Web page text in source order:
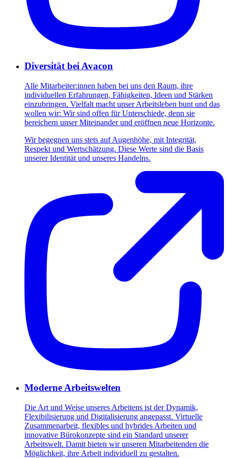
Diversität bei Avacon
Alle Mitarbeiter:innen haben bei uns den Raum, ihre
individuellen Erfahrungen, Fähigkeiten, Ideen und Stärken
einzubringen. Vielfalt macht unser Arbeitsleben bunt und das
wollen wir: Wir sind offen für Unterschiede, denn sie
bereichern unser Miteinander und eröffnen neue Horizonte.
Wir begegnen uns stets auf Augenhöhe, mit Integrität,
Respekt und Wertschätzung. Diese Werte sind die Basis
unserer Identität und unseres Handelns.
Moderne Arbeitswelten
Die Art und Weise unseres Arbeitens ist der Dynamik,
Flexibilisierung und Digitalisierung angepasst. Virtuelle
Zusammenarbeit, flexibles und hybrides Arbeiten und
innovative Bürokonzepte sind ein Standard unserer
Arbeitswelt. Damit bieten wir unseren Mitarbeitenden die
Möglichkeit, ihre Arbeit individuell zu gestalten.